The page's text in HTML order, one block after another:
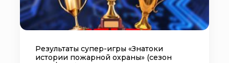
Результаты супер-игры «Знатоки
истории пожарной охраны» (сезон